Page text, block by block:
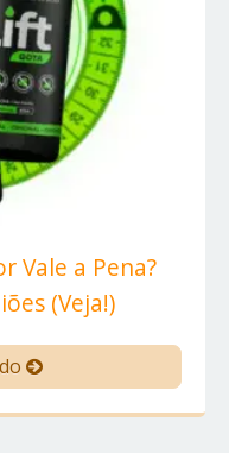
Vale a Pena?
(Veja!)